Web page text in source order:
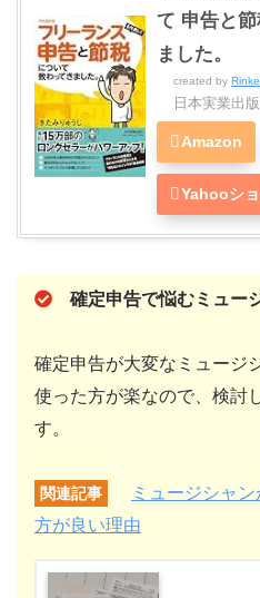
て 申告と
ました。
created by
日本実業出
Amazon
Yahooシ
確定申告で悩むミュー
確定申告が大変なミュージ
使った方が楽なので、検討
す。
関連記事
ミュージシャ
方が良い理由